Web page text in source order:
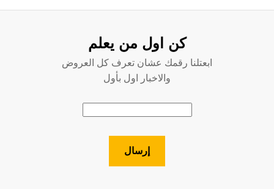
كن اول من يعلم
ابعتلنا رقمك عشان تعرف كل العروض
والاخبار اول بأول